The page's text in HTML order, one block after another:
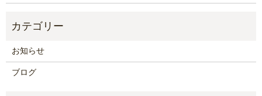
お知らせ
ブログ